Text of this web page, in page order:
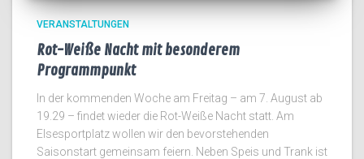
VERANSTALTUNGEN
Rot-Weiße Nacht mit besonderem
Programmpunkt
In der kommenden Woche am Freitag – am 7. August ab
19.29 – findet wieder die Rot-Weiße Nacht statt. Am
Elsesportplatz wollen wir den bevorstehenden
Saisonstart gemeinsam feiern. Neben Speis und Trank ist